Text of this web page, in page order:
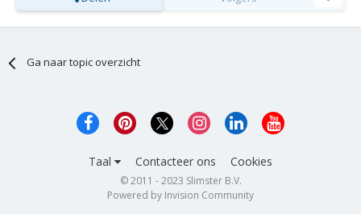
Ga naar topic overzicht
Taal Contacteer ons Cookies
© 2011 - 2023 Slimster B.V.
Powered by Invision Community